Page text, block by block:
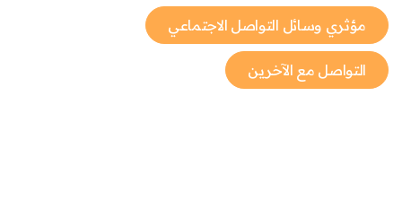
مؤثري وسائل التواصل الاجتماعي
التواصل مع الآخرين